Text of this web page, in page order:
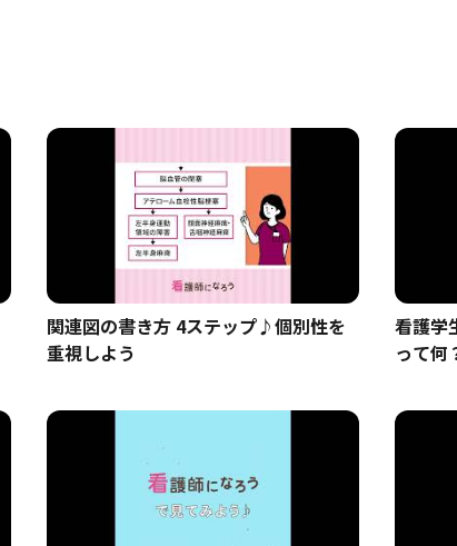
関連図の書き方 4ステップ♪個別性を
重視しよう
看護学
って何